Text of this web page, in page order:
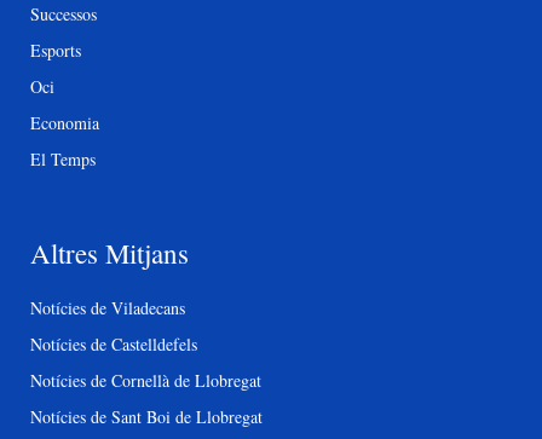
Successos
Esports
Oci
Economia
El Temps
Altres Mitjans
Notícies de Viladecans
Notícies de Castelldefels
Notícies de Cornellà de Llobregat
Notícies de Sant Boi de Llobregat